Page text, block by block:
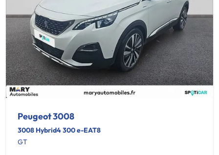
Peugeot 3008
3008 Hybrid4 300 e-EAT8
GT